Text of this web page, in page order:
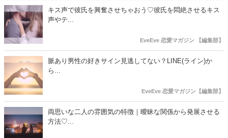
キス声で彼氏を興奮させちゃおう♡彼氏を悶絶させるキス
声やテ...
EveEve 恋愛マガジン 【編集部】
脈あり男性の好きサイン見逃してない？LINE(ライン)か
ら...
EveEve 恋愛マガジン【編集部】
両思いな二人の雰囲気の特徴｜曖昧な関係から発展させる
方法♡...